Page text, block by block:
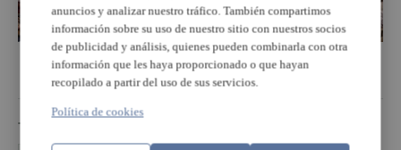
TEMAS
anuncios y analizar nuestro tráfico. También compartimos
información sobre su uso de nuestro sitio con nuestros socios
de publicidad y análisis, quienes pueden combinarla con otra
información que les haya proporcionado o que hayan
recopilado a partir del uso de sus servicios.
Política de cookies